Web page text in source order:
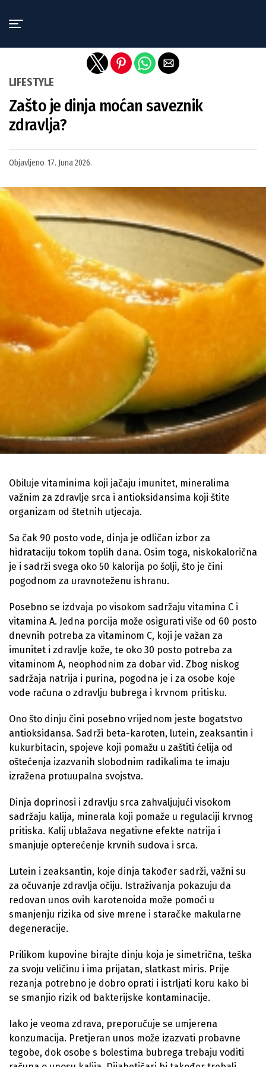
LIFESTYLE
Zašto je dinja moćan saveznik
zdravlja?
Objavljeno 17. Juna 2026.
Obiluje vitaminima koji jačaju imunitet, mineralima
važnim za zdravlje srca i antioksidansima koji štite
organizam od štetnih utjecaja.
Sa čak 90 posto vode, dinja je odličan izbor za
hidrataciju tokom toplih dana. Osim toga, niskokalorična
je i sadrži svega oko 50 kalorija po šolji, što je čini
pogodnom za uravnoteženu ishranu.
Posebno se izdvaja po visokom sadržaju vitamina C i
vitamina A. Jedna porcija može osigurati više od 60 posto
dnevnih potreba za vitaminom C, koji je važan za
imunitet i zdravlje kože, te oko 30 posto potreba za
vitaminom A, neophodnim za dobar vid. Zbog niskog
sadržaja natrija i purina, pogodna je i za osobe koje
vode računa o zdravlju bubrega i krvnom pritisku.
Ono što dinju čini posebno vrijednom jeste bogatstvo
antioksidansa. Sadrži beta-karoten, lutein, zeaksantin i
kukurbitacin, spojeve koji pomažu u zaštiti ćelija od
oštećenja izazvanih slobodnim radikalima te imaju
izražena protuupalna svojstva.
Dinja doprinosi i zdravlju srca zahvaljujući visokom
sadržaju kalija, minerala koji pomaže u regulaciji krvnog
pritiska. Kalij ublažava negativne efekte natrija i
smanjuje opterećenje krvnih sudova i srca.
Lutein i zeaksantin, koje dinja također sadrži, važni su
za očuvanje zdravlja očiju. Istraživanja pokazuju da
redovan unos ovih karotenoida može pomoći u
smanjenju rizika od sive mrene i staračke makularne
degeneracije.
Prilikom kupovine birajte dinju koja je simetrična, teška
za svoju veličinu i ima prijatan, slatkast miris. Prije
rezanja potrebno je dobro oprati i istrljati koru kako bi
se smanjio rizik od bakterijske kontaminacije.
Iako je veoma zdrava, preporučuje se umjerena
konzumacija. Pretjeran unos može izazvati probavne
tegobe, dok osobe s bolestima bubrega trebaju voditi